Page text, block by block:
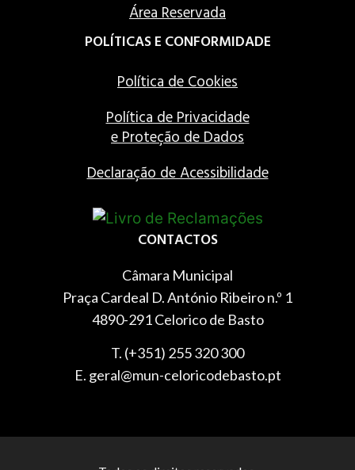
Área Reservada
POLÍTICAS E CONFORMIDADE
Política de Cookies
Política de Privacidade
e Proteção de Dados
Declaração de Acessibilidade
CONTACTOS
Câmara Municipal
Praça Cardeal D. António Ribeiro n.º 1
4890-291 Celorico de Basto
T. (+351) 255 320 300
E. geral@mun-celoricodebasto.pt